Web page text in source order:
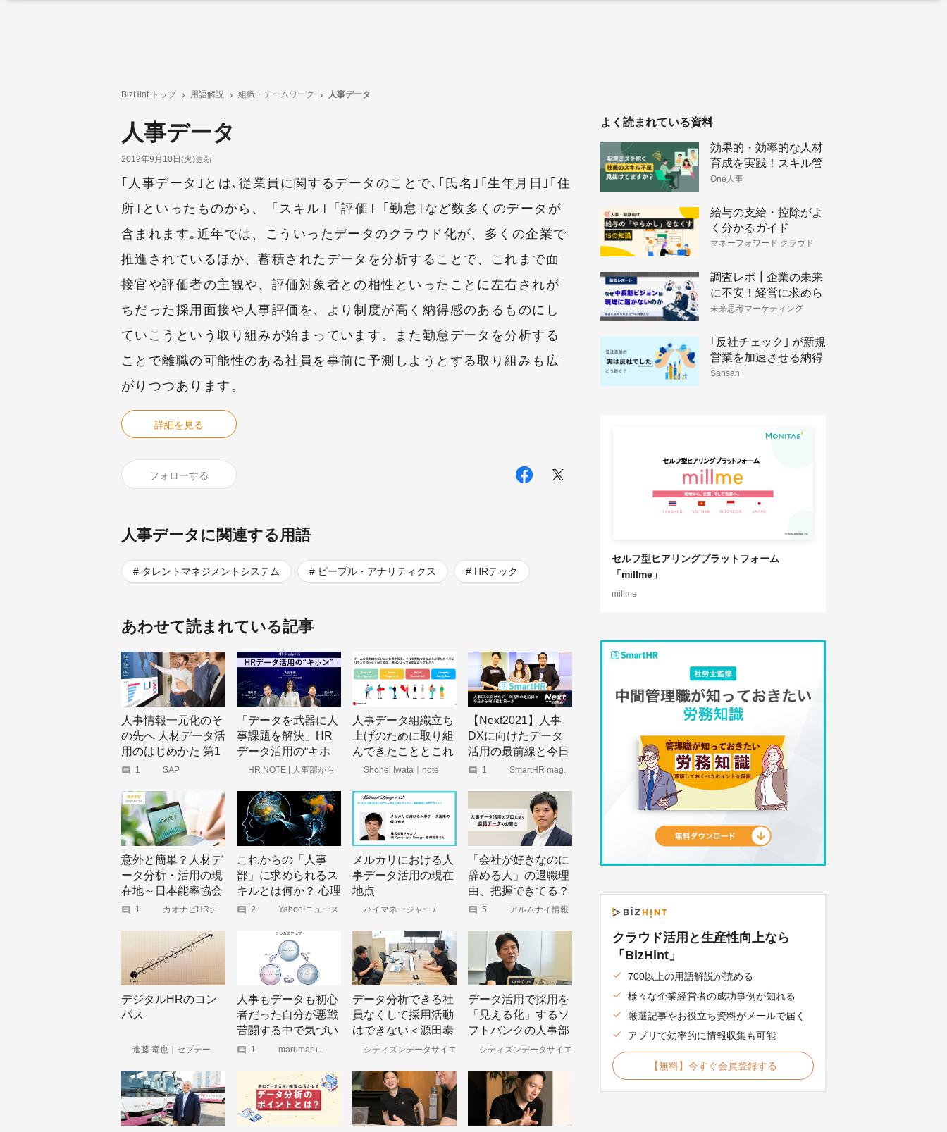
BizHint トップ 用語解説 組織・チームワーク 人事データ
人事データ
2019年9月10日(火)更新
｢人事データ｣とは､従業員に関するデータのことで､｢氏名｣｢生年月日｣｢住
所｣といったものから、「スキル｣「評価｣「勤怠｣など数多くのデータが
含まれます｡近年では、こういったデータのクラウド化が、多くの企業で
推進されているほか、蓄積されたデータを分析することで、これまで面
接官や評価者の主観や、評価対象者との相性といったことに左右されが
ちだった採用面接や人事評価を、より制度が高く納得感のあるものにし
ていこうという取り組みが始まっています。また勤怠データを分析する
ことで離職の可能性のある社員を事前に予測しようとする取り組みも広
がりつつあります。
詳細を見る
フォローする
人事データに関連する用語
タレントマネジメントシステム ピープル・アナリティクス HRテック
あわせて読まれている記事
人事情報一元化のそ
の先へ 人材データ活
用のはじめかた 第1
回：ピープルアナリ
の情報開示
1 SAP
「データを武器に人
事課題を解決」HR
データ活用の“キホ
ン”を学ぶ｜HR-
HR NOTE | 人事部から
人事データ組織立ち
上げのために取り組
んできたこととこれ
から
Shohei Iwata｜note
【Next2021】人事
DXに向けたデータ
活用の最前線と今日
から取り組む第一歩
1 SmartHR mag.
意外と簡単？人材デ
ータ分析・活用の現
在地～日本能率協会
総合研究所との共同
1
カオナビHRテ
これからの「人事
部」に求められるス
キルとは何か？ 心理
学とデータ分析は必
2
Yahoo!ニュース
メルカリにおける人
事データ活用の現在
地点
ハイマネージャー /
「会社が好きなのに
辞める人」の退職理
由、把握できてる？
人事データ活用のプ
タ」の必要性
5
アルムナイ情報
powered by
Official-Alumni.com
デジタルHRのコン
パス
進藤 竜也｜セプテー
人事もデータも初心
者だった自分が悪戦
苦闘する中で気づい
た「データに魂を宿
#HRアドベントカレ
ンダー2020
1
marumaru –
データ分析できる社
員なくして採用活動
はできない＜源田泰
之さん vol.2＞
シティズンデータサイエ
データ活用で採用を
「見える化」するソ
フトバンクの人事部
門 ＜源田泰之さん
シティズンデータサイエ
よく読まれている資料
効果的・効率的な人材
育成を実践！スキル管
理のメリットと手法
One人事
給与の支給・控除がよ
く分かるガイド
マネーフォワード クラウド
調査レポ┃企業の未来
に不安！経営に求めら
れるビジョン策定と戦
未来思考マーケティング
｢反社チェック｣ が新規
営業を加速させる納得
理由
Sansan
セルフ型ヒアリングプラットフォーム
「millme」
millme
クラウド活用と生産性向上なら
「BizHint」
700以上の用語解説が読める
様々な企業経営者の成功事例が知れる
厳選記事やお役立ち資料がメールで届く
アプリで効率的に情報収集も可能
【無料】今すぐ会員登録する